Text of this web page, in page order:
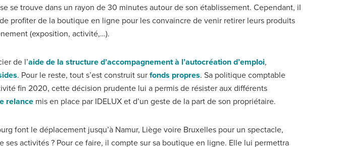
se trouve dans un rayon de 30 minutes autour de son établissement. Cependant, il
profiter de la boutique en ligne pour les convaincre de venir retirer leurs produits
(exposition, activité,…).
de l’aide de la structure d’accompagnement à l’autocréation d’emploi,
. Pour le reste, tout s’est construit sur fonds propres. Sa politique comptable
fin 2020, cette décision prudente lui a permis de résister aux différents
relancemis en place par IDELUX et d’un geste de la part de son propriétaire.
font le déplacement jusqu’à Namur, Liège voire Bruxelles pour un spectacle,
ses activités ? Pour ce faire, il compte sur sa boutique en ligne. Elle lui permettra